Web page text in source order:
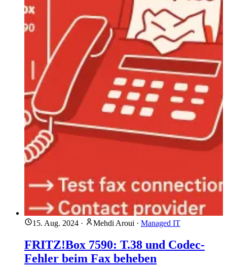
15. Aug. 2024 · Mehdi Aroui · Managed IT
FRITZ!Box 7590: T.38 und Codec-
Fehler beim Fax beheben